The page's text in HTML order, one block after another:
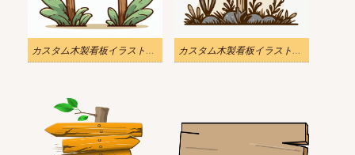
カスタム木製看板イラスト写真 カスタム木製看板イラスト写真 1